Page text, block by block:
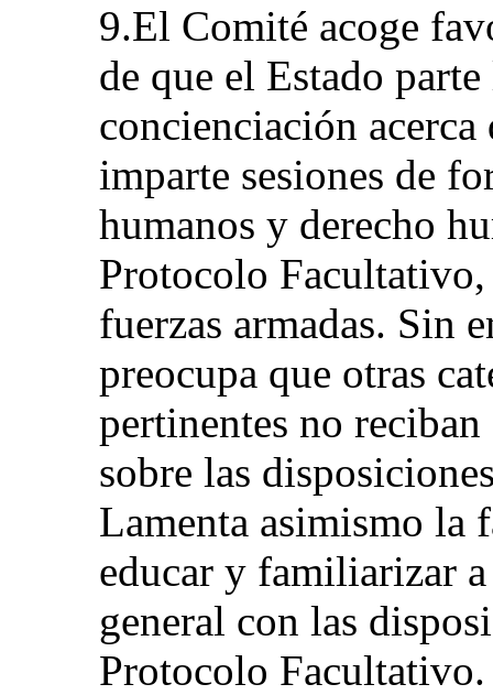
9.El Comité acoge
de que el Estado
concienciación
imparte sesiones de
humanos y derecho
Protocolo
fuerzas armadas. Sin
preocupa que otras
pertinentes no
sobre las
Lamenta asimismo la
educar y familiarizar
general con las
Protocolo Facultativo.